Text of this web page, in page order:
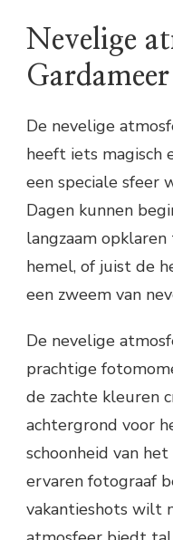
Nevelige
Gardameer
De nevelige
heeft iets magisch
een speciale sfeer
Dagen kunnen
langzaam
hemel, of juist de
een zweem van
De nevelige
prachtige
de zachte kleuren
achtergrond voor
schoonheid van
ervaren fotograaf
vakantieshots wilt